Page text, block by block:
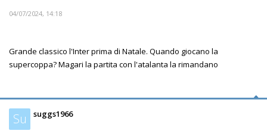
04/07/2024, 14:18
Grande classico l'Inter prima di Natale. Quando giocano la
supercoppa? Magari la partita con l'atalanta la rimandano
Su suggs1966